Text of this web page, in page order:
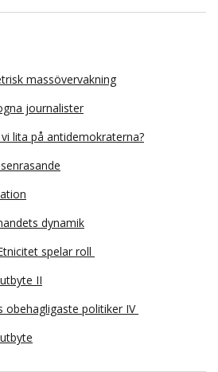
massövervakning
journalister
vi lita på antidemokraterna?
dynamik
spelar roll
II
obehagligaste politiker IV